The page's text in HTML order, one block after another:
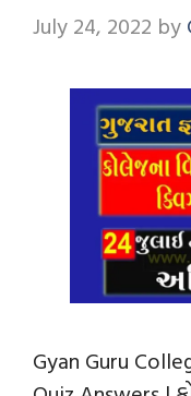
July 24, 2022 by
Gyan Guru